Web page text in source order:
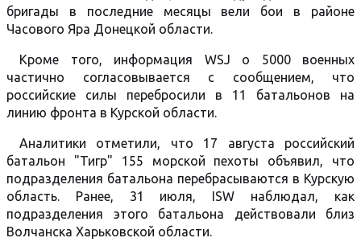
бригады в последние месяцы вели бои в районе
Часового Яра Донецкой области.
Кроме того, информация WSJ о 5000 военных
частично согласовывается с сообщением, что
российские силы перебросили в 11 батальонов на
линию фронта в Курской области.
Аналитики отметили, что 17 августа российский
батальон "Тигр" 155 морской пехоты объявил, что
подразделения батальона перебрасываются в Курскую
область. Ранее, 31 июля, ISW наблюдал, как
подразделения этого батальона действовали близ
Волчанска Харьковской области.